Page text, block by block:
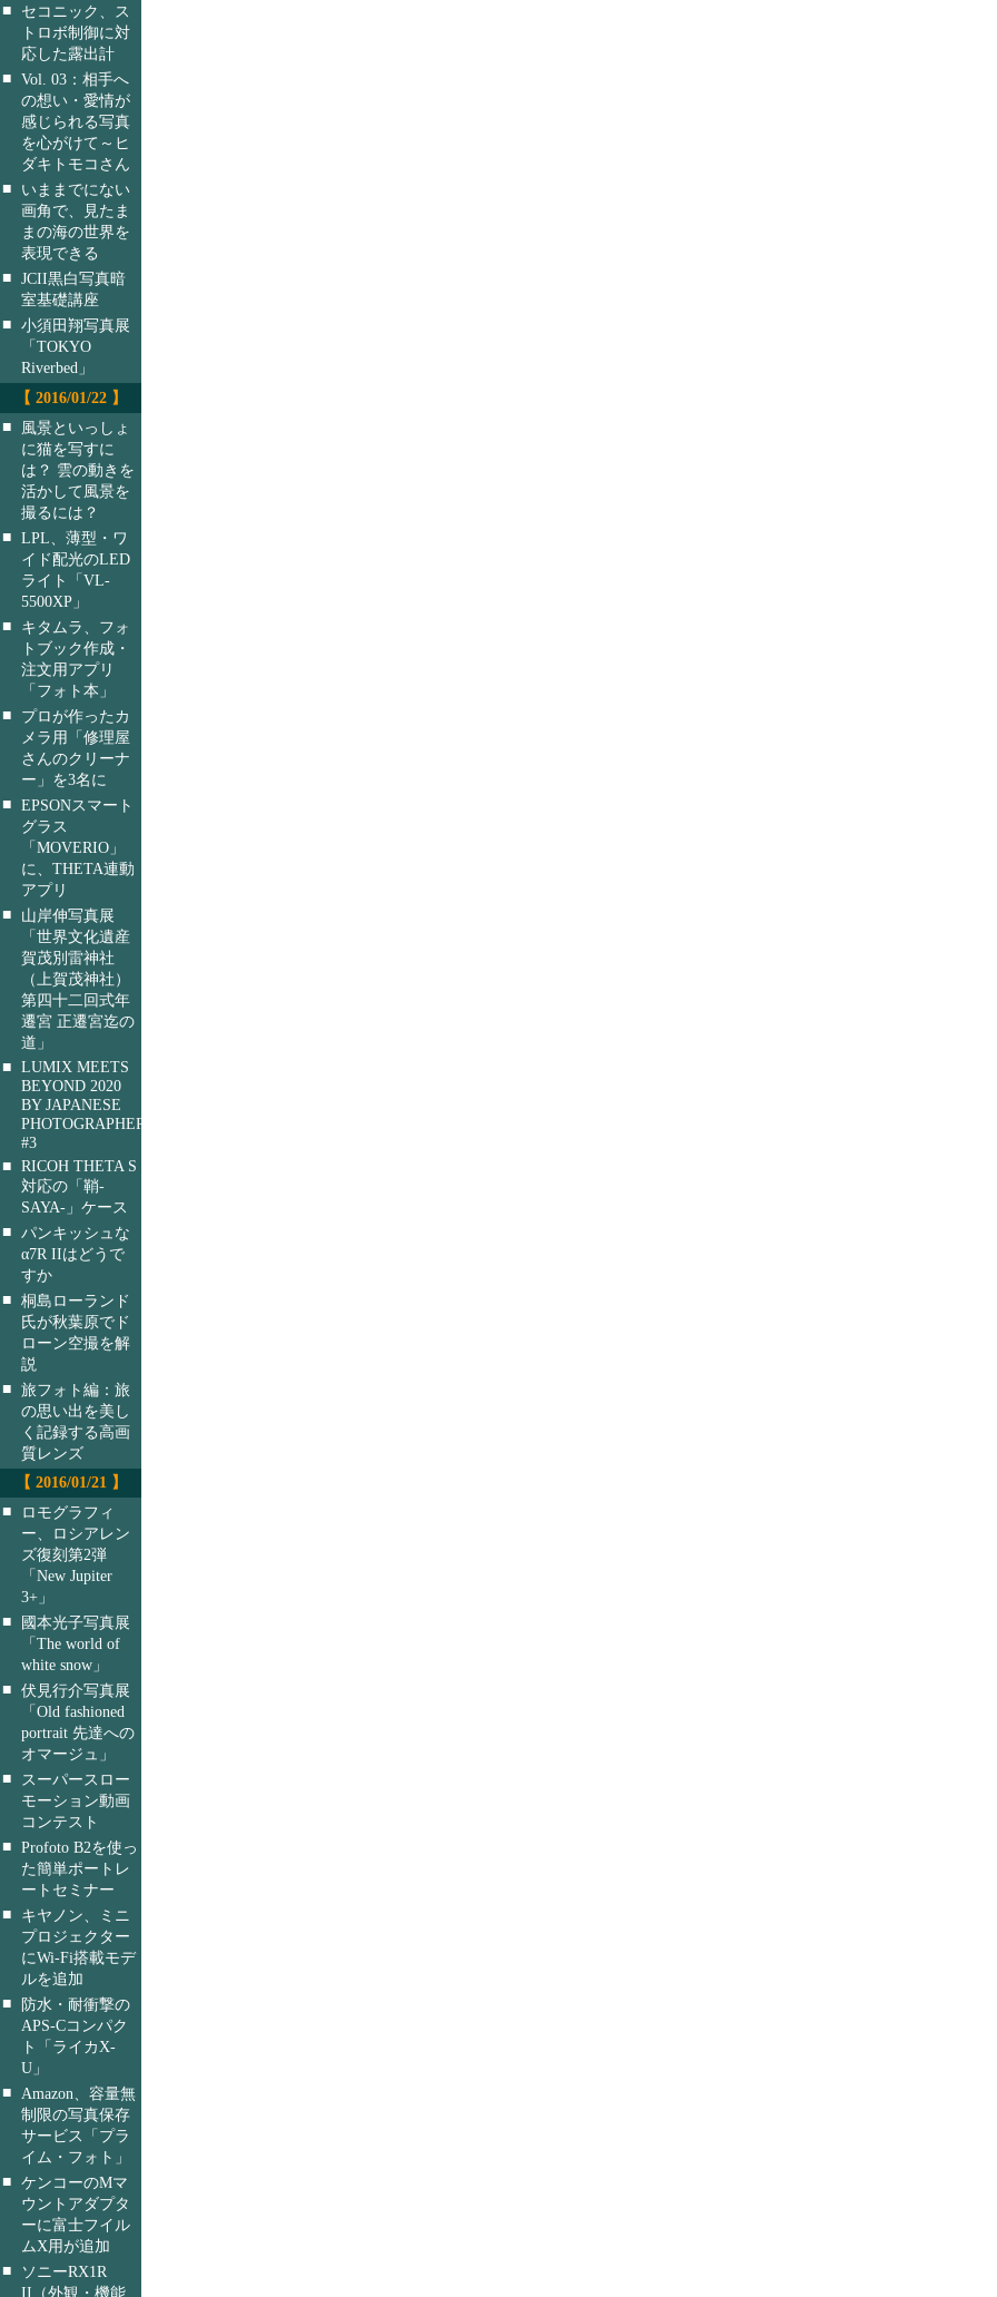
■
セコニック、ス
トロボ制御に対
応した露出計
■ Vol. 03：相手へ
の想い・愛情が
感じられる写真
を心がけて～ヒ
ダキトモコさん
■
いままでにない
画角で、見たま
まの海の世界を
表現できる
■ JCII黒白写真暗
室基礎講座
■ 小須田翔写真展
「TOKYO
Riverbed」
【 2016/01/22 】
■
風景といっしょ
に猫を写すに
は？ 雲の動きを
活かして風景を
撮るには？
■ LPL、薄型・ワ
イド配光のLED
ライト「VL-
5500XP」
■
キタムラ、フォ
トブック作成・
注文用アプリ
「フォト本」
■
プロが作ったカ
メラ用「修理屋
さんのクリーナ
ー」を3名に
■ EPSONスマート
グラス
「MOVERIO」
に、THETA連動
アプリ
■
山岸伸写真展
「世界文化遺産
賀茂別雷神社
（上賀茂神社）
第四十二回式年
遷宮 正遷宮迄の
道」
■ LUMIX MEETS
BEYOND 2020
BY JAPANESE
PHOTOGRAPHERS
#3
■ RICOH THETA S
対応の「鞘-
SAYA-」ケース
■ パンキッシュな
α7R IIはどうで
すか
■ 桐島ローランド
氏が秋葉原でド
ローン空撮を解
説
■ 旅フォト編：旅
の思い出を美し
く記録する高画
質レンズ
【 2016/01/21 】
■
ロモグラフィ
ー、ロシアレン
ズ復刻第2弾
「New Jupiter
3+」
■
國本光子写真展
「The world of
white snow」
■ 伏見行介写真展
「Old fashioned
portrait 先達への
オマージュ」
■
スーパースロー
モーション動画
コンテスト
■ Profoto B2を使っ
た簡単ポートレ
ートセミナー
■
キヤノン、ミニ
プロジェクター
にWi-Fi搭載モデ
ルを追加
■
防水・耐衝撃の
APS-Cコンパク
ト「ライカX-
U」
■
Amazon、容量無
制限の写真保存
サービス「プラ
イム・フォト」
■ ケンコーのMマ
ウントアダプタ
ーに富士フイル
ムX用が追加
■
ソニーRX1R
II（外観・機能